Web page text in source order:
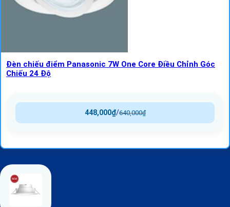
Đèn chiếu điểm Panasonic 7W One Core Điều Chỉnh Góc
Chiếu 24 Độ
640,000₫
/
448,000₫